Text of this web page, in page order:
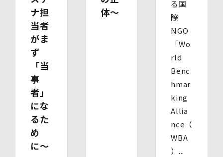
個⼈情報を取得する項⽬は、全てご本⼈によってご提供い
ただくものです。
ただし、必要な項⽬をいただけない場合、利⽤⽬的に記載
の諸⼿続⼜は処理に⽀障が⽣じる可能性があります。
ナ担
当者
がま
ず
「当
事
者」
にな
るた
め
に〜
体〜
る国
際
NGO
「Wo
rld
Benc
hmar
king
Allia
nce（
WBA
）...